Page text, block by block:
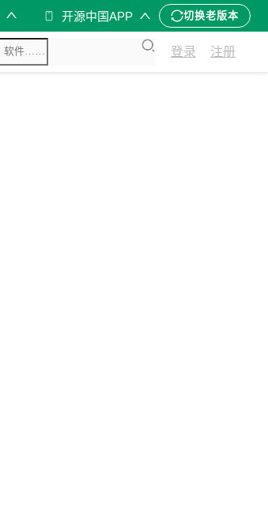
开源中国APP 切换老版本
登录 注册